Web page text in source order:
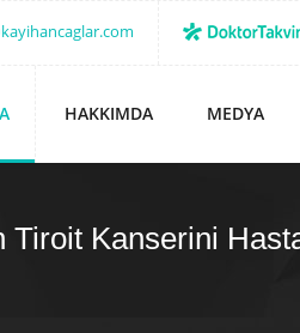
HAKKIMDA MEDYA
Kanserini